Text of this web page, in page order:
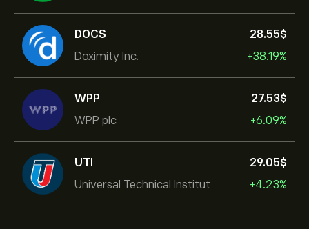
DOCS
Doximity Inc.
28.55‎$‎
+38.19%
WPP
WPP plc
27.53‎$‎
+6.09%
UTI
Universal Technical Institut
29.05‎$‎
+4.23%